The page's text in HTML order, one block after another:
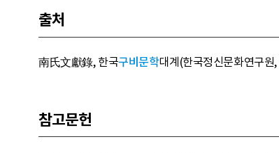
출처
南氏文獻錄, 한국구비문학대계(한국정신문화연구
참고문헌